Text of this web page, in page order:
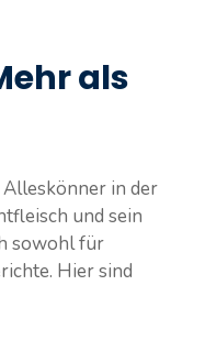
als
in der
und sein
sowohl für
Hier sind